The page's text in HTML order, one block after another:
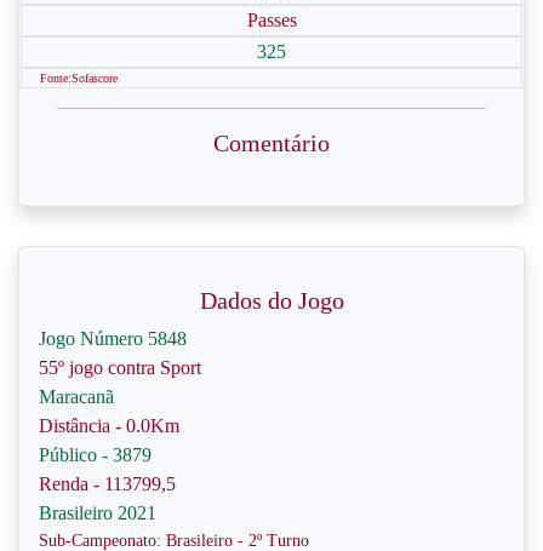
Passes
325
Fonte:Sofascore
Comentário
Dados do Jogo
Jogo Número 5848
55º jogo contra Sport
Maracanã
Distância - 0.0Km
Público - 3879
Renda - 113799,5
Brasileiro 2021
Sub-Campeonato: Brasileiro - 2º Turno